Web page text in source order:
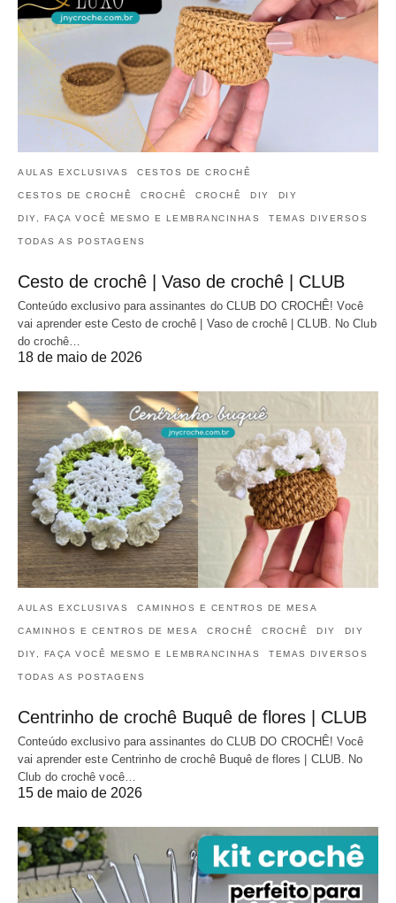
AULAS EXCLUSIVAS CESTOS DE CROCHÊ
CESTOS DE CROCHÊ CROCHÊ CROCHÊ DIY DIY
DIY, FAÇA VOCÊ MESMO E LEMBRANCINHAS TEMAS DIVERSOS
TODAS AS POSTAGENS
Cesto de crochê | Vaso de crochê | CLUB
Conteúdo exclusivo para assinantes do CLUB DO CROCHÊ! Você
vai aprender este Cesto de crochê | Vaso de crochê | CLUB. No Club
do crochê…
18 de maio de 2026
AULAS EXCLUSIVAS CAMINHOS E CENTROS DE MESA
CAMINHOS E CENTROS DE MESA CROCHÊ CROCHÊ DIY DIY
DIY, FAÇA VOCÊ MESMO E LEMBRANCINHAS TEMAS DIVERSOS
TODAS AS POSTAGENS
Centrinho de crochê Buquê de flores | CLUB
Conteúdo exclusivo para assinantes do CLUB DO CROCHÊ! Você
vai aprender este Centrinho de crochê Buquê de flores | CLUB. No
Club do crochê você…
15 de maio de 2026